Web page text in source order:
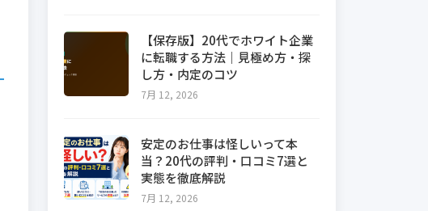
【保存版】20代でホワイト企業
に転職する方法｜見極め方・探
し方・内定のコツ
7月 12, 2026
安定のお仕事は怪しいって本
当？20代の評判・口コミ7選と
実態を徹底解説
7月 12, 2026